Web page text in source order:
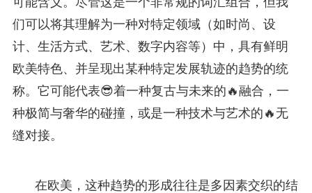
们可以将其理解为一种对特定领域（如时尚、设
计、生活方式、艺术、数字内容等）中，具有鲜明
欧美特色、并呈现出某种特定发展轨迹的趋势的统
称。它可能代表😎着一种复古与未来的🔥融合，一
种极简与奢华的碰撞，或是一种技术与艺术的🔥无
缝对接。
在欧美，这种趋势的形成往往是多因素交织的结